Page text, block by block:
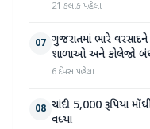
21 કલાક પહેલા
07 ગુજરાતમાં ભારે
શાળાઓ અને કોલેજો
6 દિવસ પહેલા
08 ચાંદી 5,000 રૂપિયા
વધ્યા